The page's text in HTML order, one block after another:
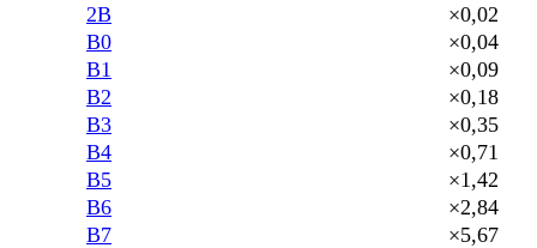
2B
×0,02
B0
×0,04
B1
×0,09
B2
×0,18
B3
×0,35
B4
×0,71
B5
×1,42
B6
×2,84
B7
×5,67